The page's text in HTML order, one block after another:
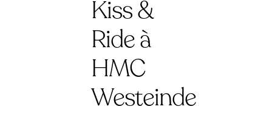
Kiss &
Ride à
HMC
Westeinde